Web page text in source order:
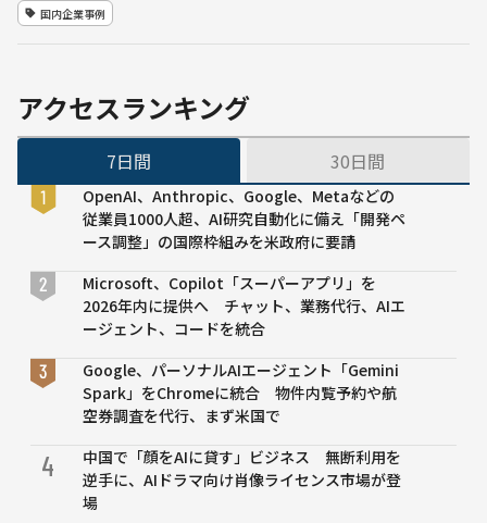
国内企業事例
アクセスランキング
7日間 30日間
OpenAI、Anthropic、Google、Metaなどの
従業員1000人超、AI研究自動化に備え「開発ペ
ース調整」の国際枠組みを米政府に要請
Microsoft、Copilot「スーパーアプリ」を
2026年内に提供へ チャット、業務代行、AIエ
ージェント、コードを統合
Google、パーソナルAIエージェント「Gemini
Spark」をChromeに統合 物件内覧予約や航
空券調査を代行、まず米国で
4
中国で「顔をAIに貸す」ビジネス 無断利用を
逆手に、AIドラマ向け肖像ライセンス市場が登
場